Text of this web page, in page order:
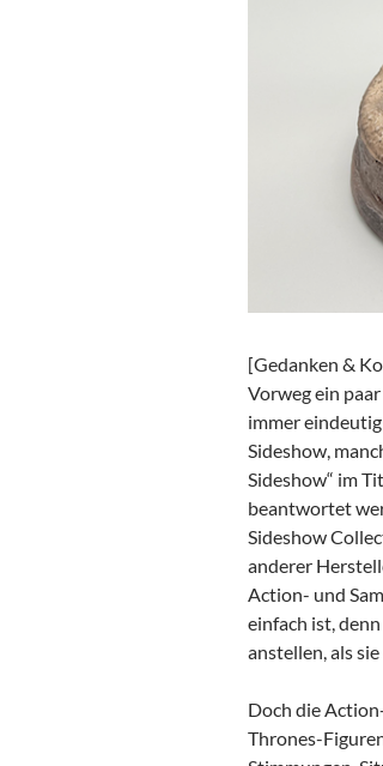
[Gedanken &
Vorweg ein
immer
Sideshow,
Sideshow“ im
beantwortet
Sideshow
anderer
Action- und
einfach ist,
anstellen, als
Doch die
Thrones-